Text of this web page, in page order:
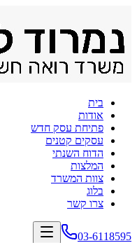
בית
אודות
פתיחת עסק חדש
עסקים קטנים
הדוח השנתי
המלצות
צוות המשרד
בלוג
צרו קשר
03-6118595